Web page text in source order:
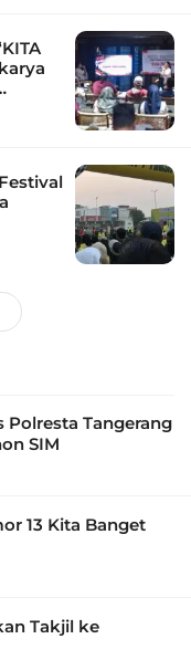
Polresta Tangerang
SIM
13 Kita Banget
Takjil ke